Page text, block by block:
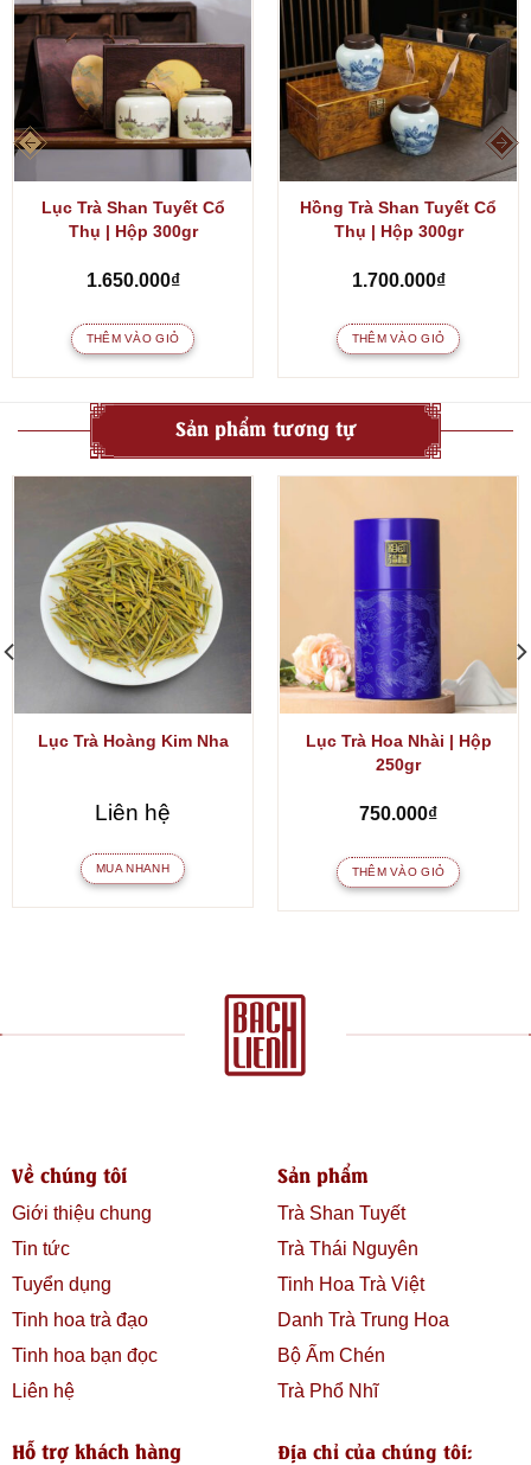
Lục Trà Shan Tuyết Cổ
Thụ | Hộp 300gr
1.650.000₫
THÊM VÀO GIỎ
Hồng Trà Shan Tuyết Cổ
Thụ | Hộp 300gr
1.700.000₫
THÊM VÀO GIỎ
Sản phẩm tương tự
Lục Trà Hoàng Kim Nha
Liên hệ
MUA NHANH
Lục Trà Hoa Nhài | Hộp
250gr
750.000₫
THÊM VÀO GIỎ
Về chúng tôi
Giới thiệu chung
Tin tức
Tuyển dụng
Tinh hoa trà đạo
Tinh hoa bạn đọc
Liên hệ
Sản phẩm
Trà Shan Tuyết
Trà Thái Nguyên
Tinh Hoa Trà Việt
Danh Trà Trung Hoa
Bộ Ấm Chén
Trà Phổ Nhĩ
Hỗ trợ khách hàng Địa chỉ của chúng tôi: